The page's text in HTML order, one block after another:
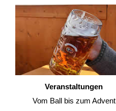
Veranstaltungen
Vom Ball bis zum Advent